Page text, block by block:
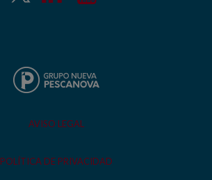
AVISO LEGAL
POLÍTICA DE PRIVACIDAD